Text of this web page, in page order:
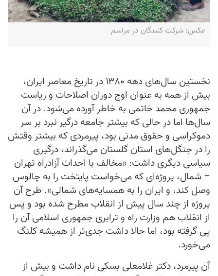
عکس: شرکت کنندگان در مراسم
نخستین سال‌های دهه ۱۳۸۰ در تاریخ معاصر ایران،
بیش از همه به‌ عنوان اوج دوران اصلاحات و ریاست‌
جمهوری محمد خاتمی به خاطر آورده می‌شود. در آن
سال‌ها اما در حالی که بیشتر جامعه درگیر نبرد بر سر
دموکراسی و حقوق مدنی بود، پیرمردی که بیشتر وقتش
را در جنگل‌های استان گلستان می‌گذراند، درگیری
سیاسی دیگری داشت: «مخالف با احداث آزادراه تهران
– شمال، پروژه‌ای که می‌خواست پایتخت را به چالوس
وصل کند، و ایران را به همسایه‌های شمالی». طرح آن
پروژه از چند سال پیش از انقلاب مطرح شده بود و پس
از انقلاب هم وزارت راه و ترابری جمهوری اسلامی آن را
پی گرفته بود، اما حالا داشت جدی‌تر از همیشه کلنگ
می‌خورد.
آن پیرمرد، دکتر غلامعلی بسکی نام داشت و بیش از